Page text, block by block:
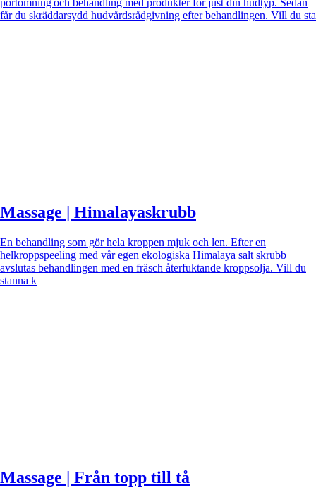
får du skräddarsydd hudvårdsrådgivning efter behandlingen. Vill du sta
Massage | Himalayaskrubb
En behandling som gör hela kroppen mjuk och len. Efter en
helkroppspeeling med vår egen ekologiska Himalaya salt skrubb
avslutas behandlingen med en fräsch återfuktande kroppsolja. Vill du
stanna k
Massage | Från topp till tå